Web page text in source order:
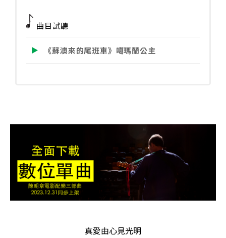
車》
噶
蘭
曲目試聽
《蘇澳來的尾班車》噶瑪蘭公主
真愛由心見光明